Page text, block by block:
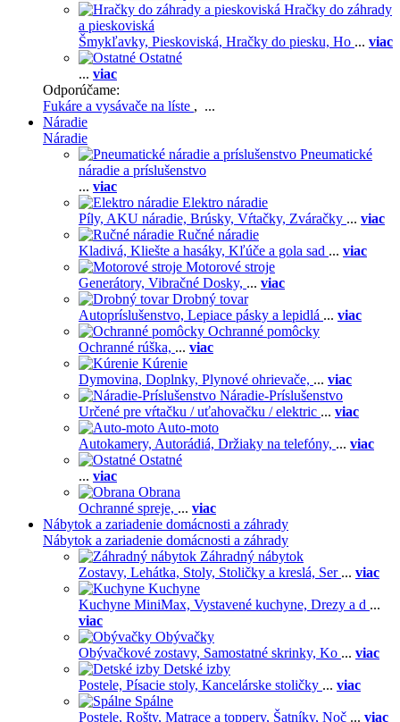
Hračky do záhrady
a pieskoviská
Šmykľavky, Pieskoviská, Hračky do piesku, Ho ... viac
Ostatné
... viac
Odporúčame:
Fukáre a vysávače na líste , ...
Náradie
Náradie
Pneumatické
náradie a príslušenstvo
... viac
Elektro náradie
Píly, AKU náradie, Brúsky, Vŕtačky, Zváračky ... viac
Ručné náradie
Kladivá, Kliešte a hasáky, Kľúče a gola sad ... viac
Motorové stroje
Generátory, Vibračné Dosky, ... viac
Drobný tovar
Autopríslušenstvo, Lepiace pásky a lepidlá ... viac
Ochranné pomôcky
Ochranné rúška, ... viac
Kúrenie
Dymovina, Doplnky, Plynové ohrievače, ... viac
Náradie-Príslušenstvo
Určené pre vŕtačku / uťahovačku / elektric ... viac
Auto-moto
Autokamery, Autorádiá, Držiaky na telefóny, ... viac
Ostatné
... viac
Obrana
Ochranné spreje, ... viac
Nábytok a zariadenie domácnosti a záhrady
Nábytok a zariadenie domácnosti a záhrady
Záhradný nábytok
Zostavy, Lehátka, Stoly, Stoličky a kreslá, Ser ... viac
Kuchyne
Kuchyne MiniMax, Vystavené kuchyne, Drezy a d ...
viac
Obývačky
Obývačkové zostavy, Samostatné skrinky, Ko ... viac
Detské izby
Postele, Písacie stoly, Kancelárske stoličky ... viac
Spálne
Postele, Rošty, Matrace a toppery, Šatníky, Noč ... viac